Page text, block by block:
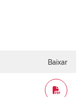
Baixar
WORD